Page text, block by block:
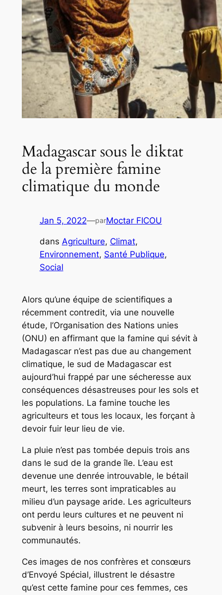
Madagascar sous le diktat
de la première famine
climatique du monde
Jan 5, 2022—parMoctar FICOU
dans Agriculture, Climat
Environnement, Santé Publique
Social
Alors qu’une équipe de scientifiques a
récemment contredit, via une nouvelle
étude, l’Organisation des Nations unies
(ONU) en affirmant que la famine qui sévit à
Madagascar n’est pas due au changement
climatique, le sud de Madagascar est
aujourd’hui frappé par une sécheresse aux
conséquences désastreuses pour les sols et
les populations. La famine touche les
agriculteurs et tous les locaux, les forçant à
devoir fuir leur lieu de vie.
La pluie n’est pas tombée depuis trois ans
dans le sud de la grande île. L’eau est
devenue une denrée introuvable, le bétail
meurt, les terres sont impraticables au
milieu d’un paysage aride. Les agriculteurs
ont perdu leurs cultures et ne peuvent ni
subvenir à leurs besoins, ni nourrir les
communautés.
Ces images de nos confrères et consœurs
d’Envoyé Spécial, illustrent le désastre
qu’est cette famine pour ces femmes, ces